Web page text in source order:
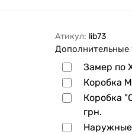
Атикул: lib73
Дополнительные
Замер по
Коробка
Коробка
грн.